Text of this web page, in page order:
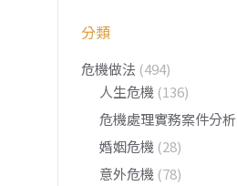
分類
危機做法 (494)
人生危機 (136)
危機處理實務案件分析
婚姻危機 (28)
意外危機 (78)